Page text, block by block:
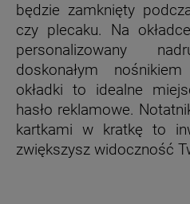
będzie zamknięty
czy plecaku. Na
personalizowany
doskonałym
okładki to idealne
hasło reklamowe.
kartkami w kratkę to
zwiększysz widoczność